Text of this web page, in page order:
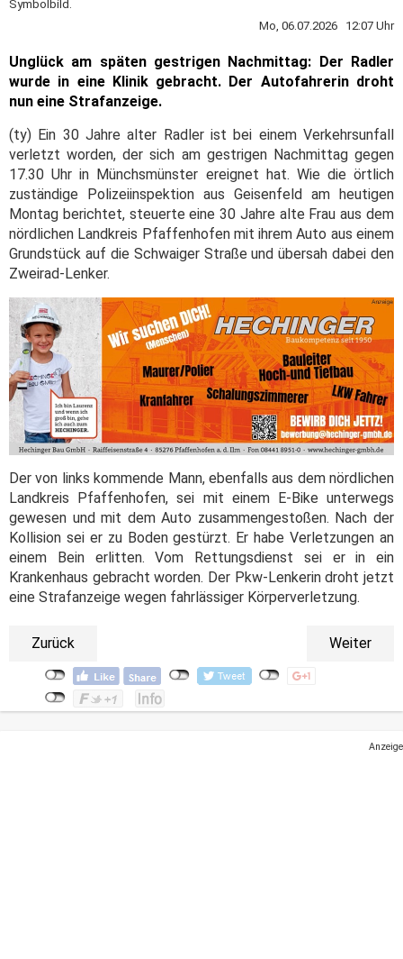
Symbolbild.
Mo, 06.07.2026 12:07 Uhr
Unglück am späten gestrigen Nachmittag: Der Radler
wurde in eine Klinik gebracht. Der Autofahrerin droht
nun eine Strafanzeige.
(ty) Ein 30 Jahre alter Radler ist bei einem Verkehrsunfall
verletzt worden, der sich am gestrigen Nachmittag gegen
17.30 Uhr in Münchsmünster ereignet hat. Wie die örtlich
zuständige Polizeiinspektion aus Geisenfeld am heutigen
Montag berichtet, steuerte eine 30 Jahre alte Frau aus dem
nördlichen Landkreis Pfaffenhofen mit ihrem Auto aus einem
Grundstück auf die Schwaiger Straße und übersah dabei den
Zweirad-Lenker.
Der von links kommende Mann, ebenfalls aus dem nördlichen
Landkreis Pfaffenhofen, sei mit einem E-Bike unterwegs
gewesen und mit dem Auto zusammengestoßen. Nach der
Kollision sei er zu Boden gestürzt. Er habe Verletzungen an
einem Bein erlitten. Vom Rettungsdienst sei er in ein
Krankenhaus gebracht worden. Der Pkw-Lenkerin droht jetzt
eine Strafanzeige wegen fahrlässiger Körperverletzung.
Zurück Weiter
Anzeige